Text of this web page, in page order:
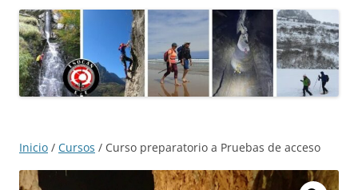
Inicio / Cursos / Curso preparatorio a Pruebas de acceso